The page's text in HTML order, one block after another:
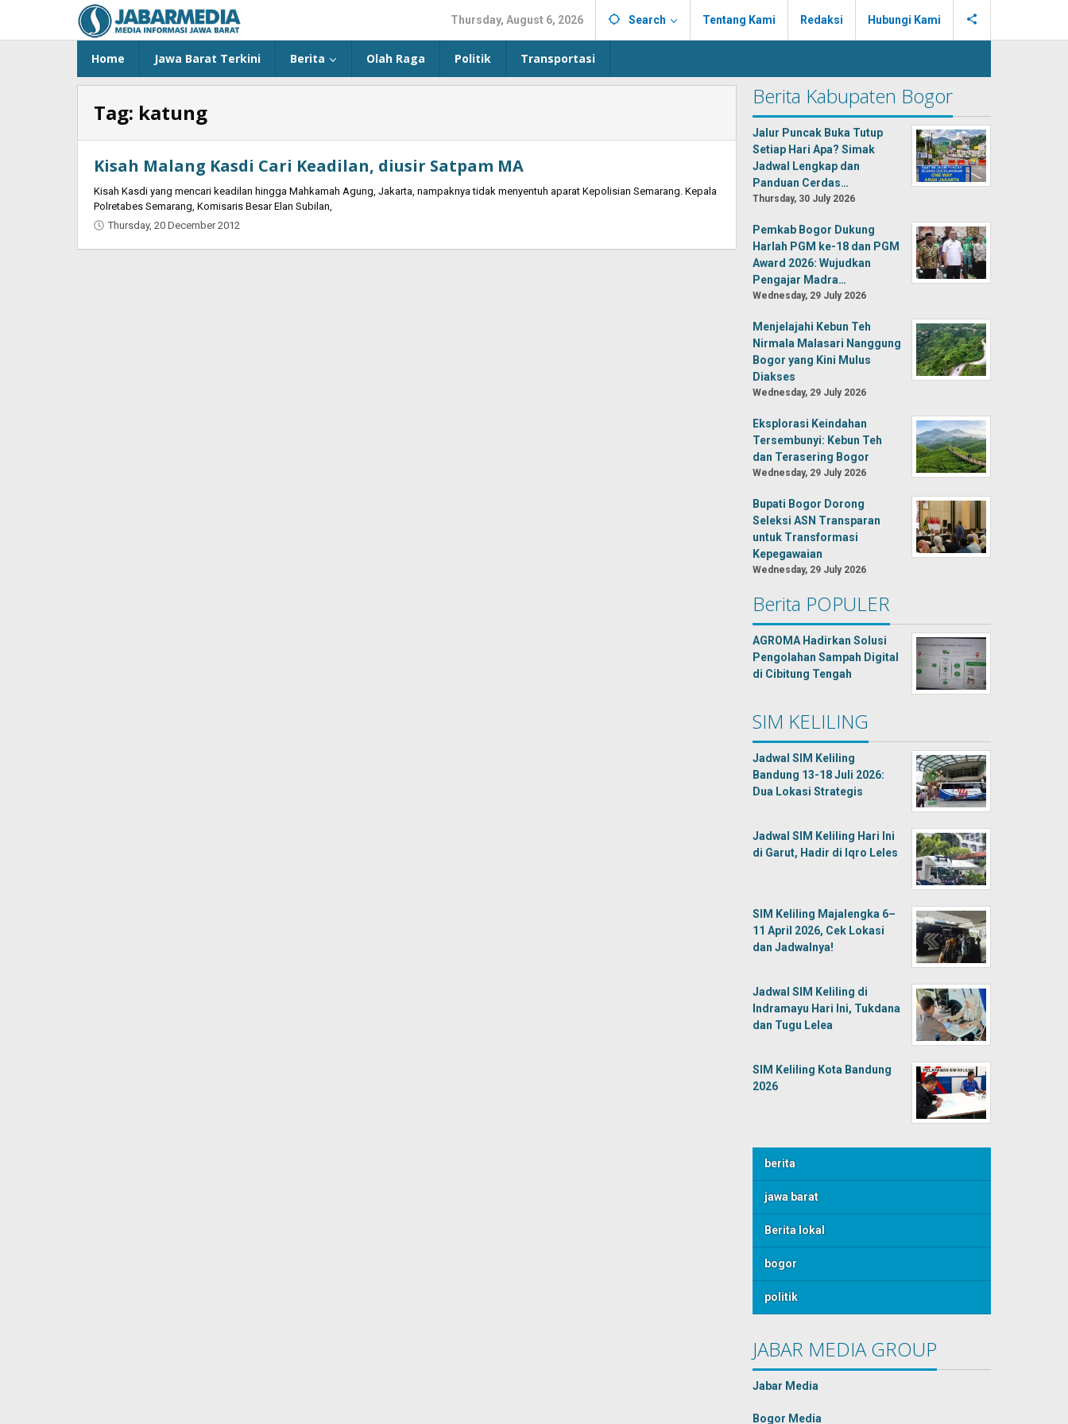
content
Thursday, August 6, 2026 Search Tentang Kami Redaksi Hubungi Kami
Home Jawa Barat Terkini Berita Olah Raga Politik Transportasi
Tag: katung
Kisah Malang Kasdi Cari Keadilan, diusir Satpam MA
Kisah Kasdi yang mencari keadilan hingga Mahkamah Agung, Jakarta, nampaknya tidak menyentuh aparat Kepolisian Semarang. Kepala
Polretabes Semarang, Komisaris Besar Elan Subilan,
Thursday, 20 December 2012
Berita Kabupaten Bogor
Jalur Puncak Buka Tutup
Setiap Hari Apa? Simak
Jadwal Lengkap dan
Panduan Cerdas…
Thursday, 30 July 2026
Pemkab Bogor Dukung
Harlah PGM ke-18 dan PGM
Award 2026: Wujudkan
Pengajar Madra…
Wednesday, 29 July 2026
Menjelajahi Kebun Teh
Nirmala Malasari Nanggung
Bogor yang Kini Mulus
Diakses
Wednesday, 29 July 2026
Eksplorasi Keindahan
Tersembunyi: Kebun Teh
dan Terasering Bogor
Wednesday, 29 July 2026
Bupati Bogor Dorong
Seleksi ASN Transparan
untuk Transformasi
Kepegawaian
Wednesday, 29 July 2026
Berita POPULER
AGROMA Hadirkan Solusi
Pengolahan Sampah Digital
di Cibitung Tengah
SIM KELILING
Jadwal SIM Keliling
Bandung 13-18 Juli 2026:
Dua Lokasi Strategis
Jadwal SIM Keliling Hari Ini
di Garut, Hadir di Iqro Leles
SIM Keliling Majalengka 6–
11 April 2026, Cek Lokasi
dan Jadwalnya!
Jadwal SIM Keliling di
Indramayu Hari Ini, Tukdana
dan Tugu Lelea
SIM Keliling Kota Bandung
2026
berita
jawa barat
Berita lokal
bogor
politik
JABAR MEDIA GROUP
Jabar Media
Bogor Media